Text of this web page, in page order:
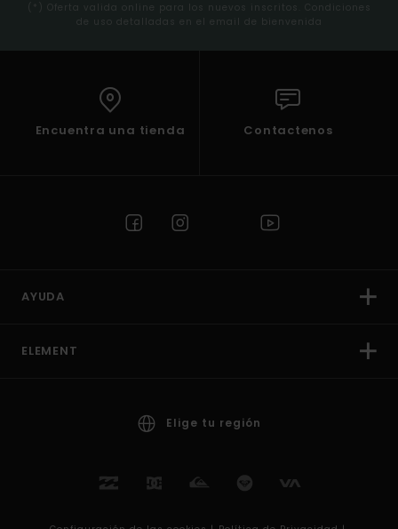
(*) Oferta valida online para los nuevos inscritos. Condiciones
de uso detalladas en el email de bienvenida
Encuentra una tienda Contactenos
AYUDA
ELEMENT
Elige tu región